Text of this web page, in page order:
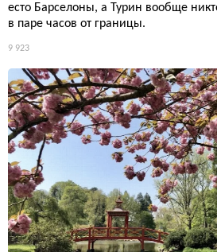
есто Барселоны, а Турин вообще
в паре часов от границы.
9 923